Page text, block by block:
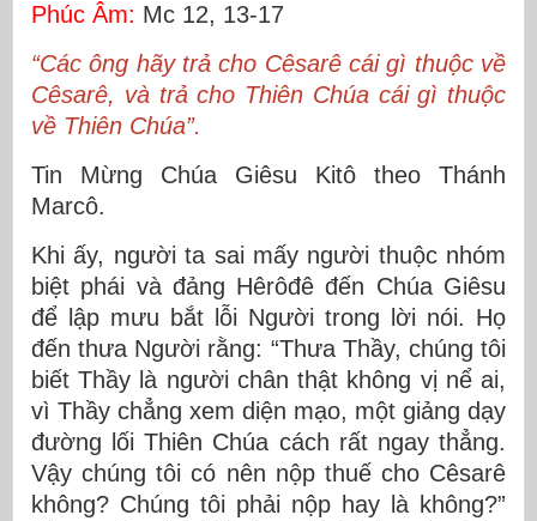
Phúc Âm: Mc 12, 13-17
“Các ông hãy trả cho Cêsarê cái gì thuộc về
Cêsarê, và trả cho Thiên Chúa cái gì thuộc
về Thiên Chúa”.
Tin Mừng Chúa Giêsu Kitô theo Thánh
Marcô.
Khi ấy, người ta sai mấy người thuộc nhóm
biệt phái và đảng Hêrôđê đến Chúa Giêsu
để lập mưu bắt lỗi Người trong lời nói. Họ
đến thưa Người rằng: “Thưa Thầy, chúng tôi
biết Thầy là người chân thật không vị nể ai,
vì Thầy chẳng xem diện mạo, một giảng dạy
đường lối Thiên Chúa cách rất ngay thẳng.
Vậy chúng tôi có nên nộp thuế cho Cêsarê
không? Chúng tôi phải nộp hay là không?”